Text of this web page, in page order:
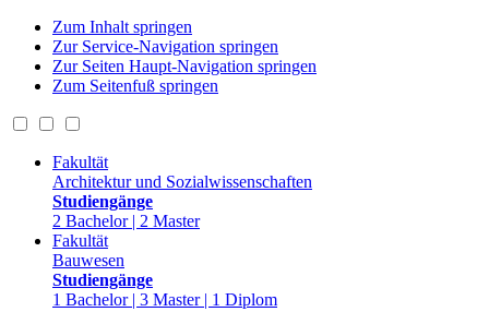
Zum Inhalt springen
Zur Service-Navigation springen
Zur Seiten Haupt-Navigation springen
Zum Seitenfuß springen
Fakultät
Architektur und Sozialwissenschaften
Studiengänge
2 Bachelor | 2 Master
Fakultät
Bauwesen
Studiengänge
1 Bachelor | 3 Master | 1 Diplom